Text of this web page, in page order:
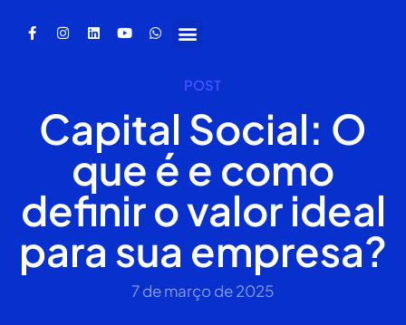
POST
Capital Social: O
que é e como
definir o valor ideal
para sua empresa?
7 de março de 2025